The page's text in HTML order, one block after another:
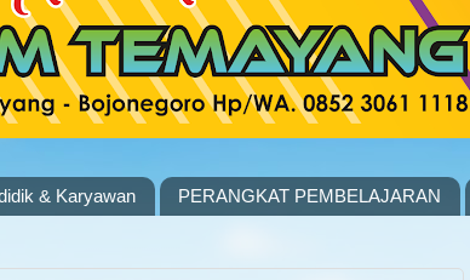
& Karyawan PERANGKAT PEMBELAJARAN